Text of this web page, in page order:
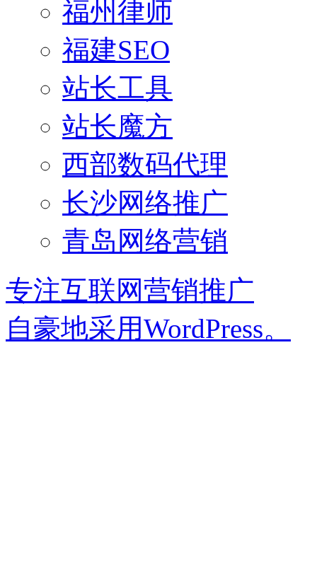
福州律师
福建SEO
站长工具
站长魔方
西部数码代理
长沙网络推广
青岛网络营销
专注互联网营销推广
自豪地采用WordPress。